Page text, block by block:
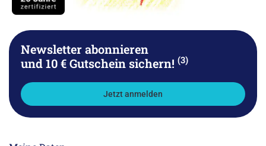
Newsletter abonnieren
und 10 € Gutschein sichern! (3)
Jetzt anmelden